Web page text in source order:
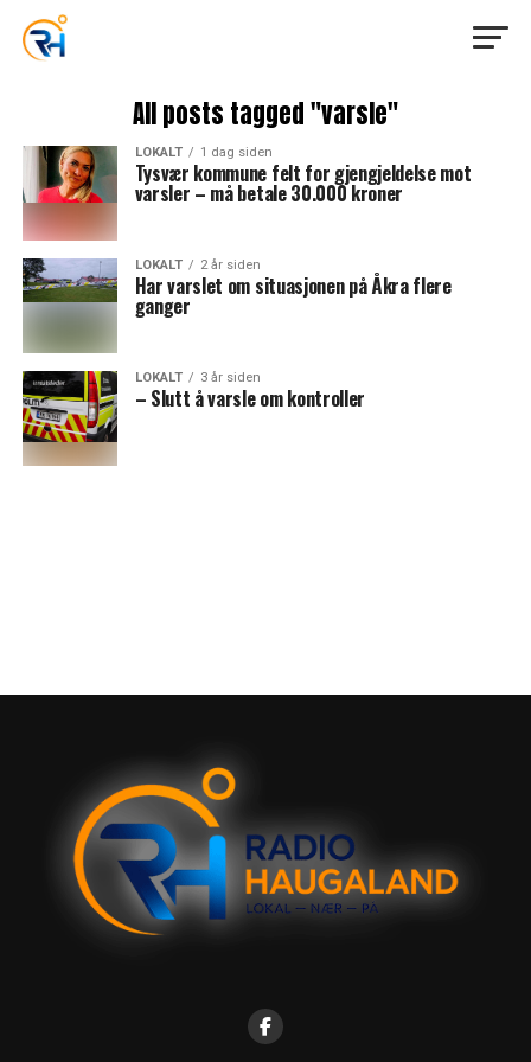
All posts tagged "varsle"
LOKALT 1 dag siden
Tysvær kommune felt for gjengjeldelse mot
varsler – må betale 30.000 kroner
LOKALT 2 år siden
Har varslet om situasjonen på Åkra flere
ganger
LOKALT 3 år siden
– Slutt å varsle om kontroller